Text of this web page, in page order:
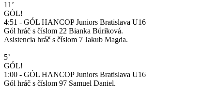
11’
GÓL!
4:51 - GÓL HANCOP Juniors Bratislava U16
Gól hráč s číslom 22 Bianka Búriková.
Asistencia hráč s číslom 7 Jakub Magda.
5’
GÓL!
1:00 - GÓL HANCOP Juniors Bratislava U16
Gól hráč s číslom 97 Samuel Daniel.